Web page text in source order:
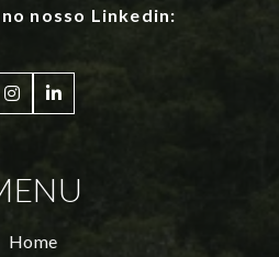
nosso Linkedin:
 
Home